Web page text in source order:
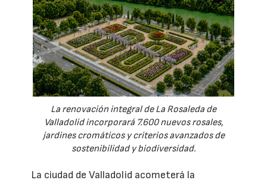
La renovación integral de La Rosaleda de
Valladolid incorporará 7.600 nuevos rosales,
jardines cromáticos y criterios avanzados de
sostenibilidad y biodiversidad.
La ciudad de Valladolid acometerá la